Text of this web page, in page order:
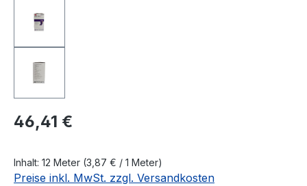
Regulärer Preis:
46,41 €
Inhalt: 12 Meter (3,87 € / 1 Meter)
Preise inkl. MwSt. zzgl. Versandkosten